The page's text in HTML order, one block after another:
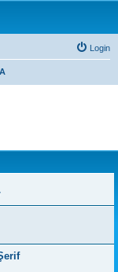
Login